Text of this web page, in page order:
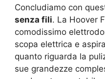
Concludiamo con
senza fili. La Hoover
comodissimo
scopa elettrica e
quanto riguarda la
sue grandezze